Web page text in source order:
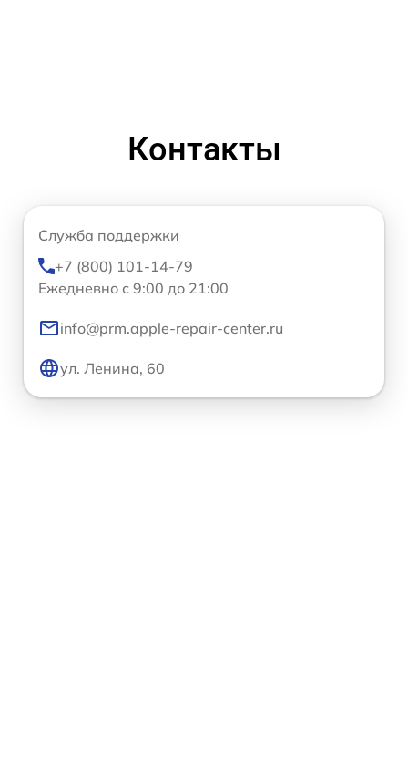
Контакты
Служба поддержки
+7 (800) 101-14-79
Ежедневно с 9:00 до 21:00
info@prm.apple-repair-center.ru
ул. Ленина, 60